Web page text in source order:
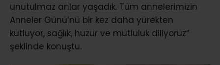
unutulmaz anlar yaşadık. Tüm annelerimizin
Anneler Günü’nü bir kez daha yürekten
kutluyor, sağlık, huzur ve mutluluk diliyoruz”
şeklinde konuştu.